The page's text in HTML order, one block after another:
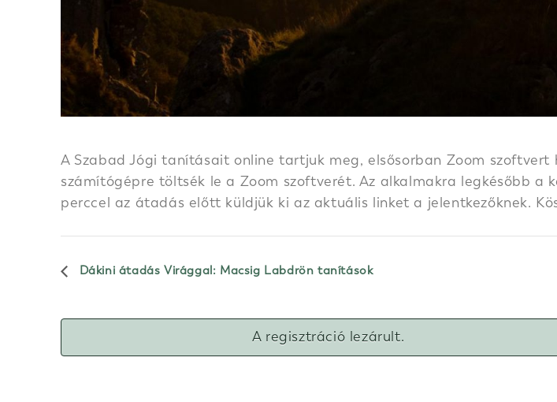
A Szabad Jógi tanításait online tartjuk meg, elsősorban Zoom
számítógépre töltsék le a Zoom szoftverét. Az alkalmakra legkésőbb a
perccel az átadás előtt küldjük ki az aktuális linket a jelentkezőknek.
Dákini átadás Virággal: Macsig Labdrön tanítások
A regisztráció lezárult.